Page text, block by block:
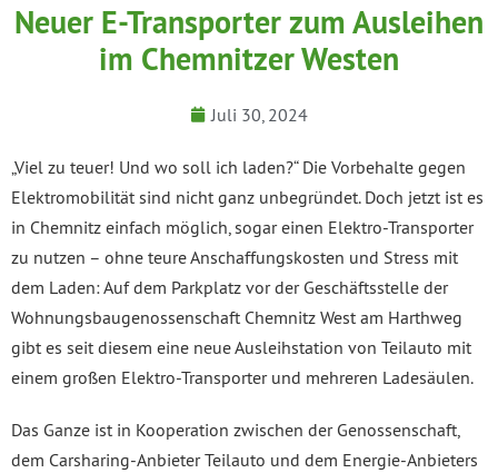
Neuer E-Transporter zum Ausleihen
im Chemnitzer Westen
Juli 30, 2024
„Viel zu teuer! Und wo soll ich laden?“ Die Vorbehalte gegen
Elektromobilität sind nicht ganz unbegründet. Doch jetzt ist es
in Chemnitz einfach möglich, sogar einen Elektro-Transporter
zu nutzen – ohne teure Anschaffungskosten und Stress mit
dem Laden: Auf dem Parkplatz vor der Geschäftsstelle der
Wohnungsbaugenossenschaft Chemnitz West am Harthweg
gibt es seit diesem eine neue Ausleihstation von Teilauto mit
einem großen Elektro-Transporter und mehreren Ladesäulen.
Das Ganze ist in Kooperation zwischen der Genossenschaft,
dem Carsharing-Anbieter Teilauto und dem Energie-Anbieters